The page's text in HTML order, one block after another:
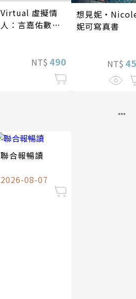
Virtual 虛擬情
人：言嘉佑數位
NT$ 490
想見妮
妮可寫真書
NT$
聯合報暢讀
2026-08-07